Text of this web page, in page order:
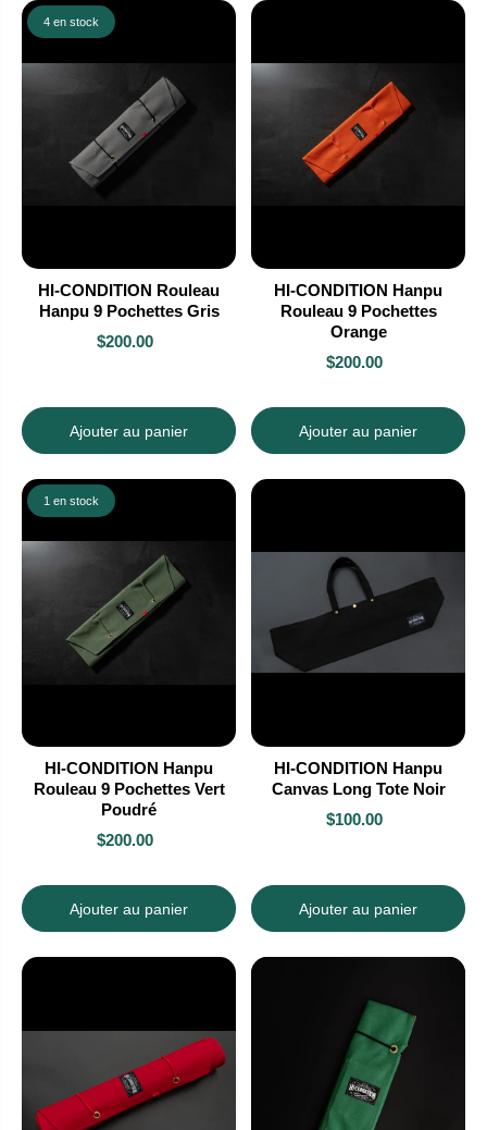
4 en stock
HI-CONDITION Rouleau
Hanpu 9 Pochettes Gris
$200.00
Ajouter au panier
HI-CONDITION Hanpu
Rouleau 9 Pochettes
Orange
$200.00
Ajouter au panier
1 en stock
HI-CONDITION Hanpu
Rouleau 9 Pochettes Vert
Poudré
$200.00
Ajouter au panier
HI-CONDITION Hanpu
Canvas Long Tote Noir
$100.00
Ajouter au panier